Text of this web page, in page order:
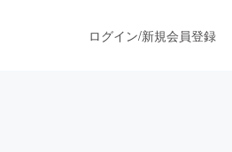
ログイン/新規会員登録